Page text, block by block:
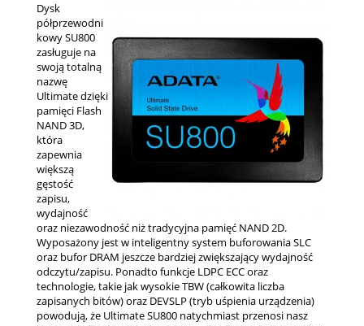
Dysk
półprzewodni
kowy SU800
zasługuje na
swoją totalną
nazwę
Ultimate dzięki
pamięci Flash
NAND 3D,
która
zapewnia
większą
gęstość
zapisu,
wydajność
oraz niezawodność niż tradycyjna pamięć NAND 2D.
Wyposażony jest w inteligentny system buforowania SLC
oraz bufor DRAM jeszcze bardziej zwiększający wydajność
odczytu/zapisu. Ponadto funkcje LDPC ECC oraz
technologie, takie jak wysokie TBW (całkowita liczba
zapisanych bitów) oraz DEVSLP (tryb uśpienia urządzenia)
powodują, że Ultimate SU800 natychmiast przenosi nasz